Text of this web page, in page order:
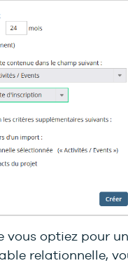
vous optiez pour
relationnelle,